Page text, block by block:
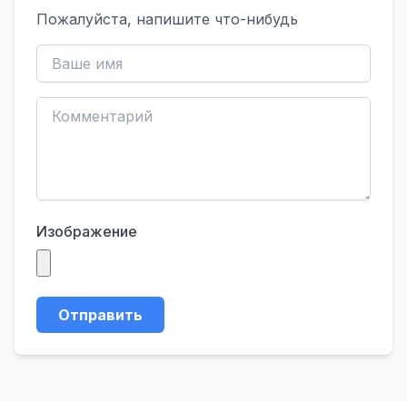
Пожалуйста, напишите что-нибудь
Изображение
Отправить